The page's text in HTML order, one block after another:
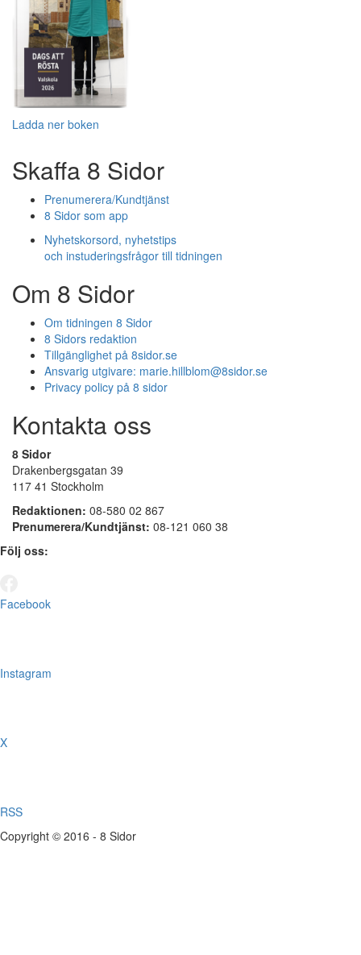
Ladda ner boken
Skaffa 8 Sidor
Prenumerera/Kundtjänst
8 Sidor som app
Nyhetskorsord, nyhetstips
och instuderingsfrågor till tidningen
Om 8 Sidor
Om tidningen 8 Sidor
8 Sidors redaktion
Tillgänglighet på 8sidor.se
Ansvarig utgivare: marie.hillblom@8sidor.se
Privacy policy på 8 sidor
Kontakta oss
8 Sidor
Drakenbergsgatan 39
117 41 Stockholm
Redaktionen: 08-580 02 867
Prenumerera/Kundtjänst: 08-121 060 38
Följ oss:
Facebook
Instagram
X
RSS
Copyright © 2016 - 8 Sidor